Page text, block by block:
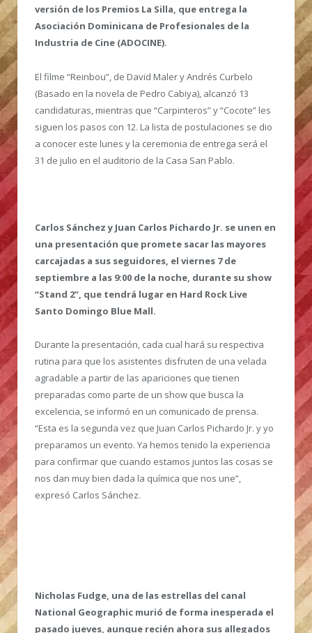
versión de los Premios La Silla, que entrega la
Asociación Dominicana de Profesionales de la
Industria de Cine (ADOCINE).
El filme “Reinbou”, de David Maler y Andrés Curbelo
(Basado en la novela de Pedro Cabiya), alcanzó 13
candidaturas, mientras que “Carpinteros” y “Cocote” les
siguen los pasos con 12. La lista de postulaciones se dio
a conocer este lunes y la ceremonia de entrega será el
31 de julio en el auditorio de la Casa San Pablo.
Carlos Sánchez y Juan Carlos Pichardo Jr. se unen en
una presentación que promete sacar las mayores
carcajadas a sus seguidores, el viernes 7 de
septiembre a las 9:00 de la noche, durante su show
“Stand 2”, que tendrá lugar en Hard Rock Live
Santo Domingo Blue Mall.
Durante la presentación, cada cual hará su respectiva
rutina para que los asistentes disfruten de una velada
agradable a partir de las apariciones que tienen
preparadas como parte de un show que busca la
excelencia, se informó en un comunicado de prensa.
“Esta es la segunda vez que Juan Carlos Pichardo Jr. y yo
preparamos un evento. Ya hemos tenido la experiencia
para confirmar que cuando estamos juntos las cosas se
nos dan muy bien dada la química que nos une”,
expresó Carlos Sánchez.
Nicholas Fudge, una de las estrellas del canal
National Geographic murió de forma inesperada el
pasado jueves, aunque recién ahora sus allegados